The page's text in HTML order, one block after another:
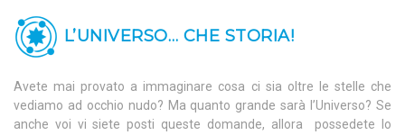
L’UNIVERSO… CHE STORIA!
Avete mai provato a immaginare cosa ci sia oltre le stelle che
vediamo ad occhio nudo? Ma quanto grande sarà l’Universo? Se
anche voi vi siete posti queste domande, allora possedete lo